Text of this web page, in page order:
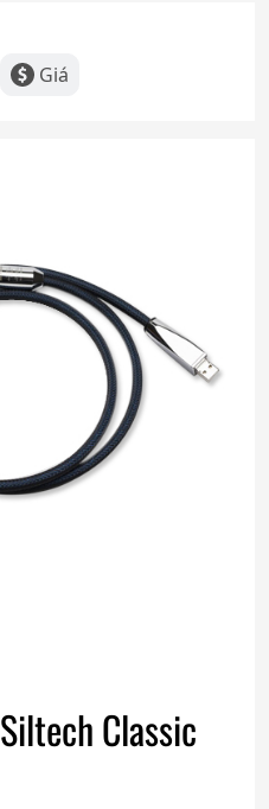
Giá
Classic